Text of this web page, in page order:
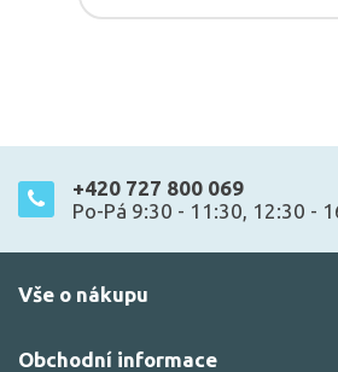
+420 727 800 069
Po-Pá 9:30 - 11:30, 12:30 -
Vše o nákupu
Obchodní informace